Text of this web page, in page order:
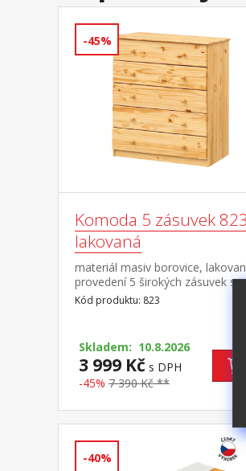
-45%
Komoda 5 zásuvek 823
lakovaná
materiál masiv borovice,
provedení 5 širokých zásuvek s
kovovými pojezdy, hloubka
36,5 cm
Kód produktu: 823
Skladem: 10.8.2026
3 999 Kč s DPH
-45% 7 390 Kč **
-40%